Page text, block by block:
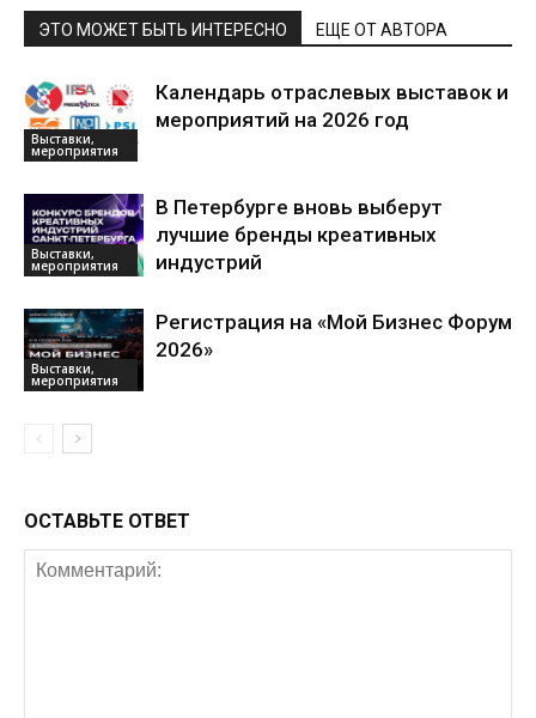
ЭТО МОЖЕТ БЫТЬ ИНТЕРЕСНО ЕЩЕ ОТ АВТОРА
Выставки,
мероприятия
Календарь отраслевых выставок и
мероприятий на 2026 год
Выставки,
мероприятия
В Петербурге вновь выберут
лучшие бренды креативных
индустрий
Выставки,
мероприятия
Регистрация на «Мой Бизнес Форум
2026»
ОСТАВЬТЕ ОТВЕТ